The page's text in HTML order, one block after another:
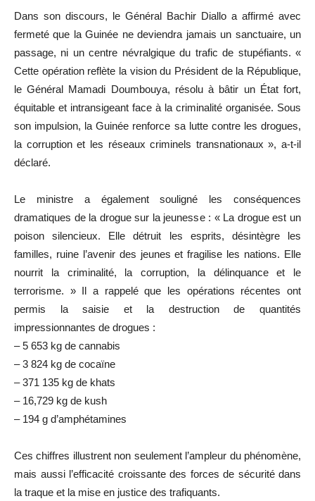
Dans son discours, le Général Bachir Diallo a affirmé avec
fermeté que la Guinée ne deviendra jamais un sanctuaire, un
passage, ni un centre névralgique du trafic de stupéfiants. «
Cette opération reflète la vision du Président de la République,
le Général Mamadi Doumbouya, résolu à bâtir un État fort,
équitable et intransigeant face à la criminalité organisée. Sous
son impulsion, la Guinée renforce sa lutte contre les drogues,
la corruption et les réseaux criminels transnationaux », a-t-il
déclaré.
Le ministre a également souligné les conséquences
dramatiques de la drogue sur la jeunesse : « La drogue est un
poison silencieux. Elle détruit les esprits, désintègre les
familles, ruine l’avenir des jeunes et fragilise les nations. Elle
nourrit la criminalité, la corruption, la délinquance et le
terrorisme. » Il a rappelé que les opérations récentes ont
permis la saisie et la destruction de quantités
impressionnantes de drogues :
– 5 653 kg de cannabis
– 3 824 kg de cocaïne
– 371 135 kg de khats
– 16,729 kg de kush
– 194 g d’amphétamines
Ces chiffres illustrent non seulement l’ampleur du phénomène,
mais aussi l’efficacité croissante des forces de sécurité dans
la traque et la mise en justice des trafiquants.